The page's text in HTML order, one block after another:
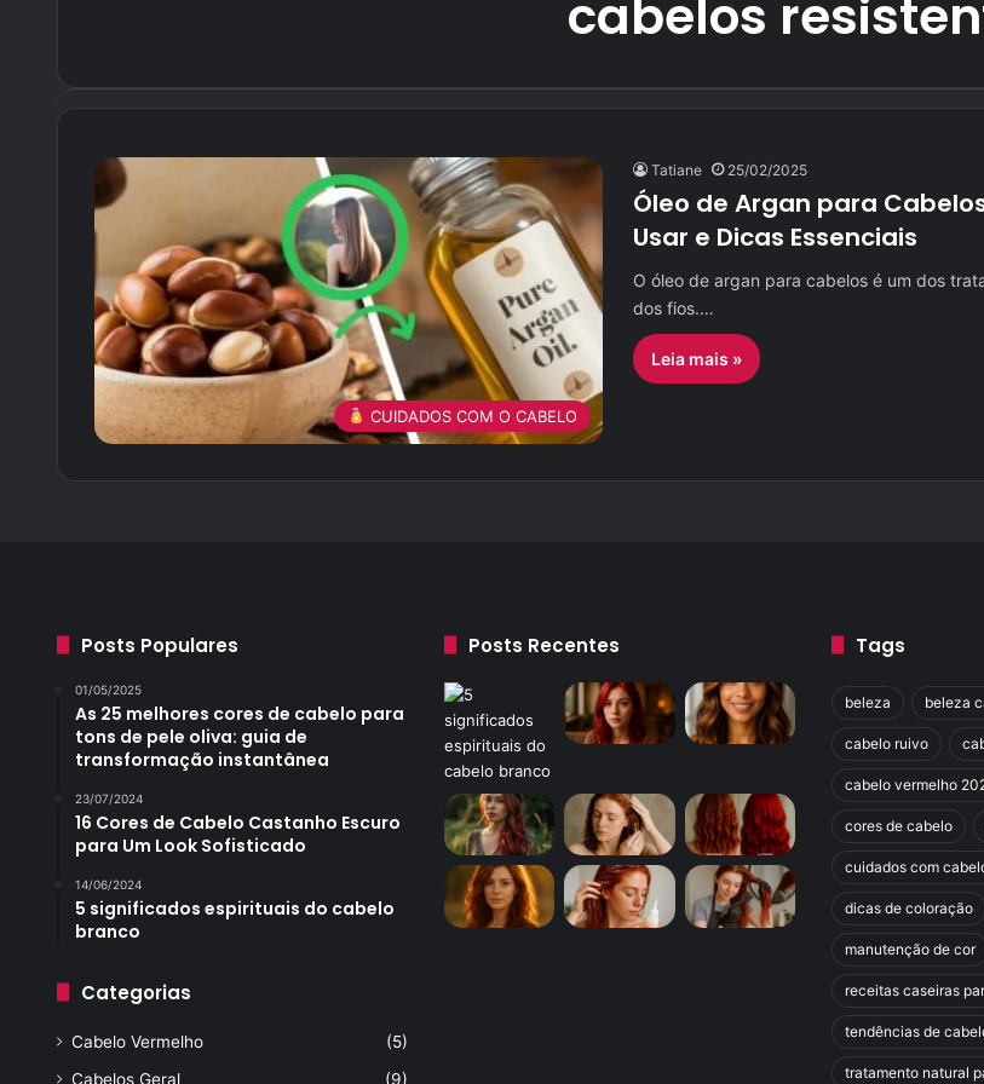
cabelos
CUIDADOS COM O CABELO
Tatiane 25/02/2025
Óleo de Argan para
Usar e Dicas Essenciais
O óleo de argan para cabelos é um dos
dos fios.…
Leia mais »
Posts Populares
01/05/2025
As 25 melhores cores de cabelo para
tons de pele oliva: guia de
transformação instantânea
23/07/2024
16 Cores de Cabelo Castanho Escuro
para Um Look Sofisticado
14/06/2024
5 significados espirituais do cabelo
branco
Categorias
Cabelo Vermelho
(5)
Cabelos Geral
(9)
Posts Recentes Tags
beleza beleza
cabelo ruivo
cabelo vermelho
cores de cabelo
cuidados com
dicas de coloração
manutenção de cor
receitas caseiras
tendências de
tratamento natural